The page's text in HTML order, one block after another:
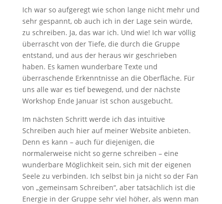
Ich war so aufgeregt wie schon lange nicht mehr und
sehr gespannt, ob auch ich in der Lage sein würde,
zu schreiben. Ja, das war ich. Und wie! Ich war völlig
überrascht von der Tiefe, die durch die Gruppe
entstand, und aus der heraus wir geschrieben
haben. Es kamen wunderbare Texte und
überraschende Erkenntnisse an die Oberfläche. Für
uns alle war es tief bewegend, und der nächste
Workshop Ende Januar ist schon ausgebucht.
Im nächsten Schritt werde ich das intuitive
Schreiben auch hier auf meiner Website anbieten.
Denn es kann – auch für diejenigen, die
normalerweise nicht so gerne schreiben – eine
wunderbare Möglichkeit sein, sich mit der eigenen
Seele zu verbinden. Ich selbst bin ja nicht so der Fan
von „gemeinsam Schreiben“, aber tatsächlich ist die
Energie in der Gruppe sehr viel höher, als wenn man